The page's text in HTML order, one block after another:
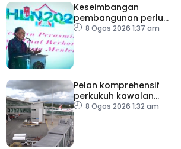
Keseimbangan
pembangunan perlu
ambil kira lokasi tumpuan
8 Ogos 2026 1:37 am
Pelan komprehensif
perkukuh kawalan
keselamatan di semua
8 Ogos 2026 1:32 am